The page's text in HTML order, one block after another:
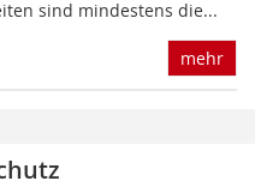
sind mindestens die...
mehr